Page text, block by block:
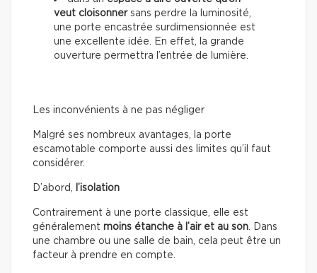
veut cloisonnersans perdre la luminosité,
une porte encastrée surdimensionnée est
une excellente idée. En effet, la grande
ouverture permettra l’entrée de lumière.
Les inconvénients à ne pas négliger
Malgré ses nombreux avantages, la porte
escamotable comporte aussi des limites qu’il faut
considérer.
D’abord, l’isolation
Contrairement à une porte classique, elle est
généralement moins étanche à l’air et au son . Dans
une chambre ou une salle de bain, cela peut être un
facteur à prendre en compte.